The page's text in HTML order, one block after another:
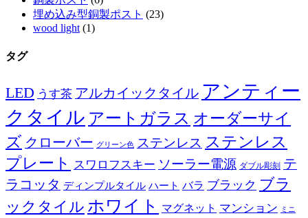
埋め込み型銅製ポスト (23)
wood light (1)
タグ
LED うす茶 アルカイックタイル アンティー
クタイル アートガラス オーダーサイ
ズ クローバー グリーン色 ステンレス ステンレス
プレート スワロフスキー ソーラー電源 ダブル彫刻 テ
ラコッタ ディンプルタイル ハート バラ ブラック ブラ
ックタイル ホワイト マグネット マンション ミニ